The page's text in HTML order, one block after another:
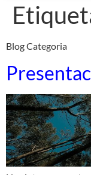
Blog Categoria